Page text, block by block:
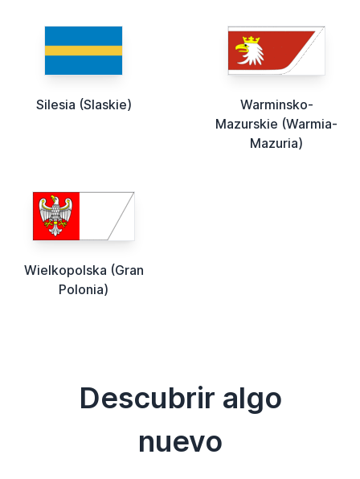
Silesia (Slaskie)
Warminsko-
Mazurskie (Warmia-
Mazuria)
Wielkopolska (Gran
Polonia)
Descubrir algo
nuevo